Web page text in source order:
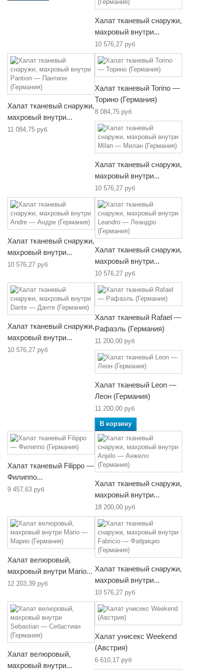
Халат тканевый снаружи,
махровый внутри...
10 576,27 руб
Халат тканевый снаружи,
махровый внутри...
11 084,75 руб
Халат тканевый Torino —
Торино (Германия)
8 084,75 руб
Халат тканевый снаружи,
махровый внутри...
10 576,27 руб
Халат тканевый снаружи,
махровый внутри...
10 576,27 руб
Халат тканевый снаружи,
махровый внутри...
10 576,27 руб
Халат тканевый снаружи,
махровый внутри...
10 576,27 руб
Халат тканевый Rafael —
Рафаэль (Германия)
11 200,00 руб
Халат тканевый Leon —
Леон (Германия)
11 200,00 руб
В корзину
Халат тканевый Filippo —
Филиппо...
9 457,63 руб
Халат тканевый снаружи,
махровый внутри...
18 200,00 руб
Халат велюровый,
махровый внутри Mario...
12 203,39 руб
Халат тканевый снаружи,
махровый внутри...
10 576,27 руб
Халат велюровый,
махровый внутри...
Халат унисекс Weekend
(Австрия)
6 610,17 руб